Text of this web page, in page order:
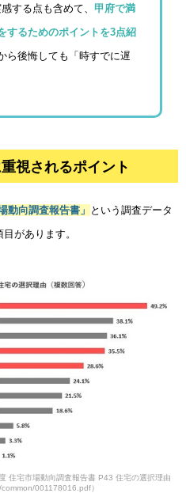
する点も含めて、 甲府で満
するためのポイントを3点紹
ら後悔しても「時すでに遅
視されるポイント
動向調査報告書」 という調査データ
目があります。
住宅市場動向調査報告書 P43 住宅の選択理由
001178016.pdf）